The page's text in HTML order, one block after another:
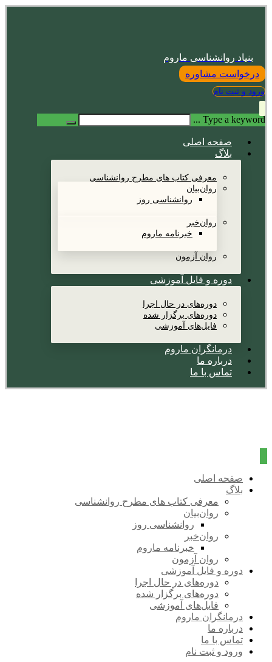
بنیاد روانشناسی ماروم
درخواست مشاوره
ورود و ثبت نام
Type a keyword ...
صفحه اصلی
بلاگ
معرفی کتاب های مطرح روانشناسی
روان‌بیان
روانشناسی روز
روان‌خبر
خبرنامه ماروم
روان آزمون
دوره و فایل آموزشی
دوره‌های در حال اجرا
دوره‌های برگزار شده
فایل‌های آموزشی
درمانگران ماروم
درباره ما
تماس با ما
صفحه اصلی
بلاگ
معرفی کتاب های مطرح روانشناسی
روان‌بیان
روانشناسی روز
روان‌خبر
خبرنامه ماروم
روان آزمون
دوره و فایل آموزشی
دوره‌های در حال اجرا
دوره‌های برگزار شده
فایل‌های آموزشی
درمانگران ماروم
درباره ما
تماس با ما
ورود و ثبت نام